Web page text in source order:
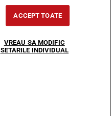
ACCEPT TOATE
VREAU SA MODIFIC
SETARILE INDIVIDUAL